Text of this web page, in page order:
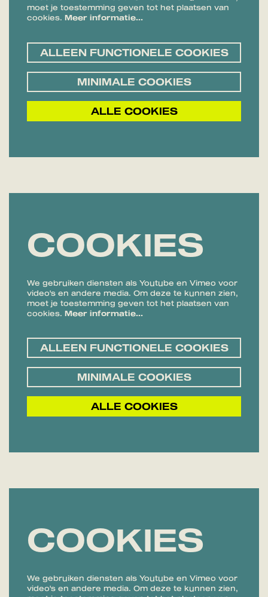
moet je toestemming geven tot het plaatsen van
cookies. Meer informatie…
ALLEEN FUNCTIONELE COOKIES
MINIMALE COOKIES
ALLE COOKIES
COOKIES
We gebruiken diensten als Youtube en Vimeo voor
video's en andere media. Om deze te kunnen zien,
moet je toestemming geven tot het plaatsen van
cookies. Meer informatie…
ALLEEN FUNCTIONELE COOKIES
MINIMALE COOKIES
ALLE COOKIES
COOKIES
We gebruiken diensten als Youtube en Vimeo voor
video's en andere media. Om deze te kunnen zien,